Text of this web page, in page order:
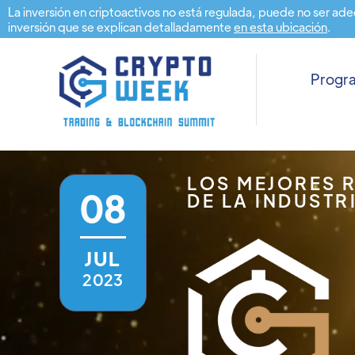
La inversión en criptoactivos no está regulada, puede no ser
inversión que se explican detalladamente en esta ubicación.
08
JUL
2023
LOS MEJORES
DE LA